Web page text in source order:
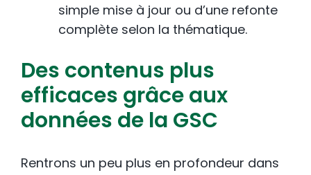
simple mise à jour ou d’une refonte
complète selon la thématique.
Des contenus plus
efficaces grâce aux
données de la GSC
Rentrons un peu plus en profondeur dans